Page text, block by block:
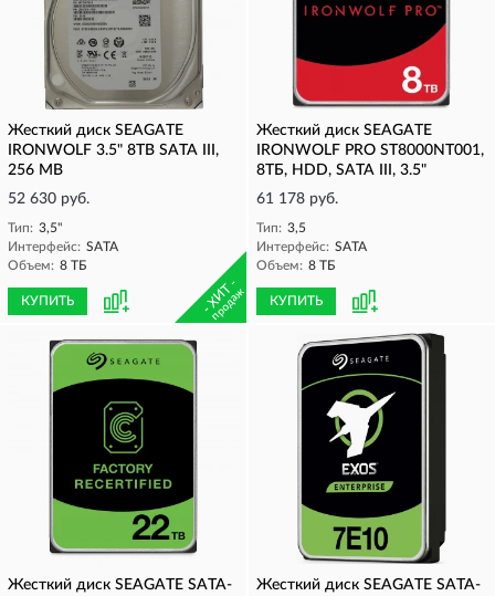
Жесткий диск SEAGATE
IRONWOLF 3.5" 8TB SATA III,
256 MB
52 630 руб.
Тип: 3,5"
Интерфейс: SATA
Объем: 8 ТБ
КУПИТЬ - ХИТ -
продаж
Жесткий диск SEAGATE
IRONWOLF PRO ST8000NT001,
8ТБ, HDD, SATA III, 3.5"
61 178 руб.
Тип: 3,5
Интерфейс: SATA
Объем: 8 ТБ
КУПИТЬ
Жесткий диск SEAGATE SATA-
Жесткий диск SEAGATE SATA-